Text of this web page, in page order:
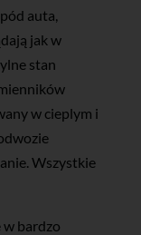
auta,
jak w
stan
w cieplym i
Wszystkie
bardzo